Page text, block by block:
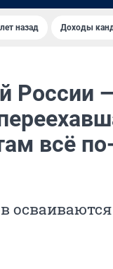
назад Доходы
России
всё